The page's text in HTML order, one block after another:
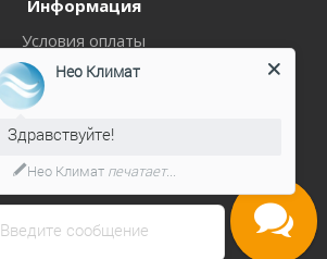
Информация
Условия оплаты
Условия доставки
Гарантия на товар
Политика
Помощь
Введите сообщение
Нео Климат
Здравствуйте!
Нео Климат печатает...